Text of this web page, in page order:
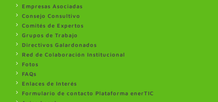
Empresas Asociadas
Consejo Consultivo
Comités de Expertos
Grupos de Trabajo
Directivos Galardonados
Red de Colaboración Institucional
Fotos
FAQs
Enlaces de Interés
Formulario de contacto Plataforma enerTIC